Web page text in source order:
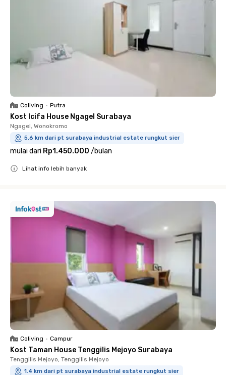
Coliving • Putra
Kost Icifa House Ngagel Surabaya
Ngagel, Wonokromo
5.6 km dari pt surabaya industrial estate rungkut sier
mulai dari Rp1.450.000 /bulan
Lihat info lebih banyak
Coliving • Campur
Kost Taman House Tenggilis Mejoyo Surabaya
Tenggilis Mejoyo, Tenggilis Mejoyo
1.4 km dari pt surabaya industrial estate rungkut sier